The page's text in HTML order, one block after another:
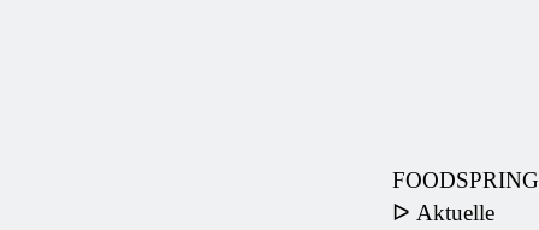
FOODSPRING
ᐅ Aktuelle